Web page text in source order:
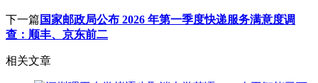
下一篇 国家邮政局公布 2026 年第一季度快递服务满意度调
查：顺丰、京东前二
相关文章